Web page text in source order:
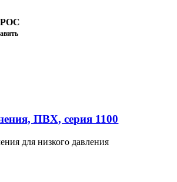
ПВХ, серия 1100
для низкого давления